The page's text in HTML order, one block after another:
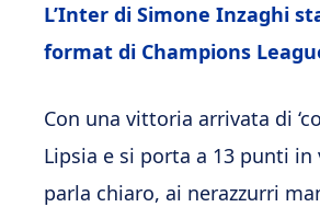
L’Inter di Simone Inzaghi
format di Champions
Con una vittoria arrivata di
Lipsia e si porta a 13 punti
parla chiaro, ai nerazzurri